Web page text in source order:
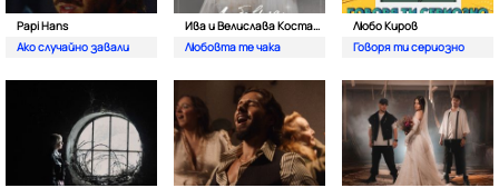
Papi Hans
Ако случайно завали
Ива и Велислава Костадинови
Любовта те чака
Любо Киров
Говоря ти сериозно